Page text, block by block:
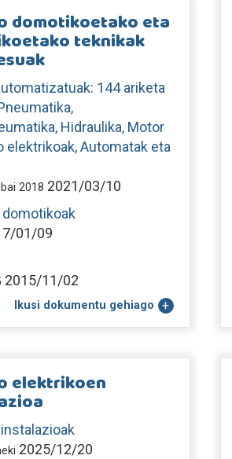
domotikoetako eta
teknikak
144 ariketa
Hidraulika, Motor
elektrikoak, Automatak eta
2018 2021/03/10
01/09
2015/11/02
Ikusi dokumentu gehiago
elektrikoen
2025/12/20